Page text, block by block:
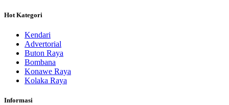
Hot Kategori
Kendari
Advertorial
Buton Raya
Bombana
Konawe Raya
Kolaka Raya
Informasi